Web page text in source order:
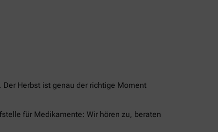
Herbst ist genau der richtige Moment
für Medikamente: Wir hören zu, beraten